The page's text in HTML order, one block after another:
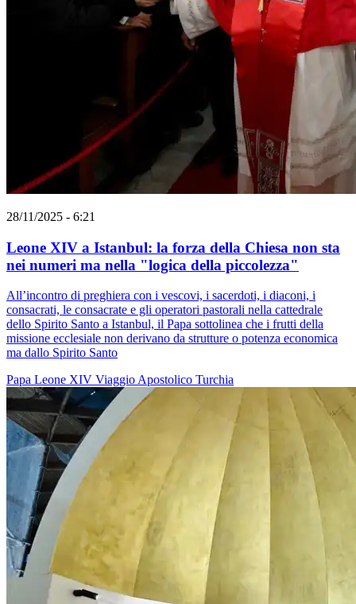
28/11/2025 - 6:21
Leone XIV a Istanbul: la forza della Chiesa non sta
nei numeri ma nella "logica della piccolezza"
All’incontro di preghiera con i vescovi, i sacerdoti, i diaconi, i
consacrati, le consacrate e gli operatori pastorali nella cattedrale
dello Spirito Santo a Istanbul, il Papa sottolinea che i frutti della
missione ecclesiale non derivano da strutture o potenza economica
ma dallo Spirito Santo
Papa Leone XIV Viaggio Apostolico Turchia